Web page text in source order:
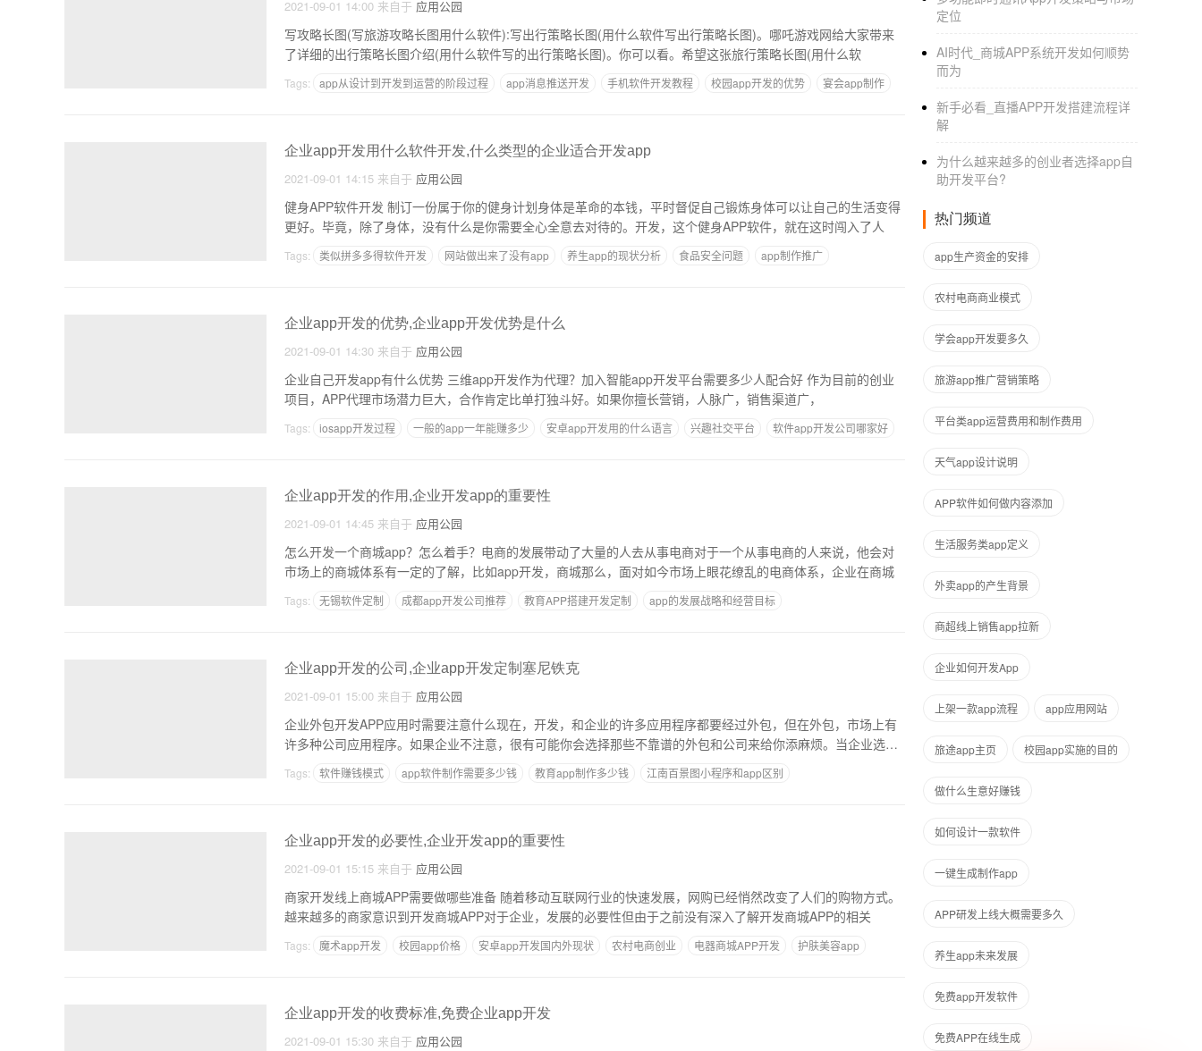
2021-09-01 14:00 来自于 应用公园
写攻略长图(写旅游攻略长图用什么软件):写出行策略长图(用什么软件写出行策略长图)。哪吒游戏网给大家带来
了详细的出行策略长图介绍(用什么软件写的出行策略长图)。你可以看。希望这张旅行策略长图(用什么软
Tags: app从设计到开发到运营的阶段过程 app消息推送开发 手机软件开发教程 校园app开发的优势
宴会app制作
企业app开发用什么软件开发,什么类型的企业适合开发app
2021-09-01 14:15 来自于 应用公园
健身APP软件开发 制订一份属于你的健身计划身体是革命的本钱，平时督促自己锻炼身体可以让自己的生活变得
更好。毕竟，除了身体，没有什么是你需要全心全意去对待的。开发，这个健身APP软件，就在这时闯入了人
Tags: 类似拼多多得软件开发 网站做出来了没有app 养生app的现状分析 食品安全问题
app制作推广
企业app开发的优势,企业app开发优势是什么
2021-09-01 14:30 来自于 应用公园
企业自己开发app有什么优势 三维app开发作为代理？加入智能app开发平台需要多少人配合好 作为目前的创业
项目，APP代理市场潜力巨大，合作肯定比单打独斗好。如果你擅长营销，人脉广，销售渠道广，
Tags: iosapp开发过程 一般的app一年能赚多少 安卓app开发用的什么语言 兴趣社交平台
软件app开发公司哪家好
企业app开发的作用,企业开发app的重要性
2021-09-01 14:45 来自于 应用公园
怎么开发一个商城app？怎么着手？电商的发展带动了大量的人去从事电商对于一个从事电商的人来说，他会对
市场上的商城体系有一定的了解，比如app开发，商城那么，面对如今市场上眼花缭乱的电商体系，企业在商城
Tags: 无锡软件定制 成都app开发公司推荐 教育APP搭建开发定制
app的发展战略和经营目标
企业app开发的公司,企业app开发定制塞尼铁克
2021-09-01 15:00 来自于 应用公园
企业外包开发APP应用时需要注意什么现在，开发，和企业的许多应用程序都要经过外包，但在外包，市场上有
许多种公司应用程序。如果企业不注意，很有可能你会选择那些不靠谱的外包和公司来给你添麻烦。当企业选择
Tags: 软件赚钱模式 app软件制作需要多少钱 教育app制作多少钱
江南百景图小程序和app区别
企业app开发的必要性,企业开发app的重要性
2021-09-01 15:15 来自于 应用公园
商家开发线上商城APP需要做哪些准备 随着移动互联网行业的快速发展，网购已经悄然改变了人们的购物方式。
越来越多的商家意识到开发商城APP对于企业，发展的必要性但由于之前没有深入了解开发商城APP的相关
Tags: 魔术app开发 校园app价格 安卓app开发国内外现状 农村电商创业 电器商城APP开发 护肤美容app
企业app开发的收费标准,免费企业app开发
2021-09-01 15:30 来自于 应用公园
定位
AI时代_商城APP系统开发如何顺势
而为‌
新手必看_直播APP开发搭建流程详
解‌
为什么越来越多的创业者选择app自
助开发平台?
热门频道
app生产资金的安排
农村电商商业模式
学会app开发要多久
旅游app推广营销策略
平台类app运营费用和制作费用
天气app设计说明
APP软件如何做内容添加
生活服务类app定义
外卖app的产生背景
商超线上销售app拉新
企业如何开发App
上架一款app流程 app应用网站
旅途app主页 校园app实施的目的
做什么生意好赚钱
如何设计一款软件
一键生成制作app
APP研发上线大概需要多久
养生app未来发展
免费app开发软件
免费APP在线生成